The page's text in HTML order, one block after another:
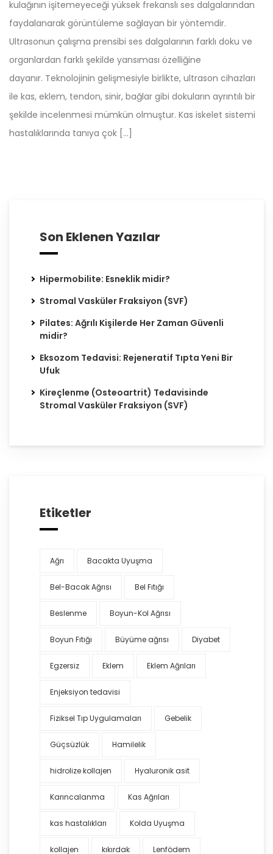
kulağının işitemeyeceği yüksek frekanslı ses dalgalarından
faydalanarak görüntüleme sağlayan bir yöntemdir.
Ultrasonun çalışma prensibi ses dalgalarının farklı doku ve
organlardan farklı şekilde yansıması özelliğine
dayanır. Teknolojinin gelişmesiyle birlikte, ultrason cihazları
ile kas, eklem, tendon, sinir, bağlar gibi dokuların ayrıntılı bir
şekilde incelenmesi mümkün olmuştur. Kas iskelet sistemi
hastalıklarında tanıya çok […]
Son Eklenen Yazılar
Hipermobilite: Esneklik midir?
Stromal Vasküler Fraksiyon (SVF)
Pilates: Ağrılı Kişilerde Her Zaman Güvenli
midir?
Eksozom Tedavisi: Rejeneratif Tıpta Yeni Bir
Ufuk
Kireçlenme (Osteoartrit) Tedavisinde
Stromal Vasküler Fraksiyon (SVF)
Etiketler
Ağrı Bacakta Uyuşma
Bel-Bacak Ağrısı Bel Fıtığı
Beslenme Boyun-Kol Ağrısı
Boyun Fıtığı Büyüme ağrısı Diyabet
Egzersiz Eklem Eklem Ağrıları
Enjeksiyon tedavisi
Fiziksel Tıp Uygulamaları Gebelik
Güçsüzlük Hamilelik
hidrolize kollajen Hyaluronik asit
Karıncalanma Kas Ağrıları
kas hastalıkları Kolda Uyuşma
kollajen kıkırdak Lenfödem